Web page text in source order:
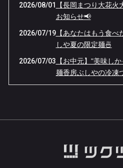
2026/08/01
【長岡まつり大花
お知らせ📢
2026/07/19【あなたはもう食べ
しや夏の限定麺🍜
2026/07/03 【お中元】"美味し
麺香房ぶしやの冷凍
【臨時休業のお知ら
スが入ります🔧